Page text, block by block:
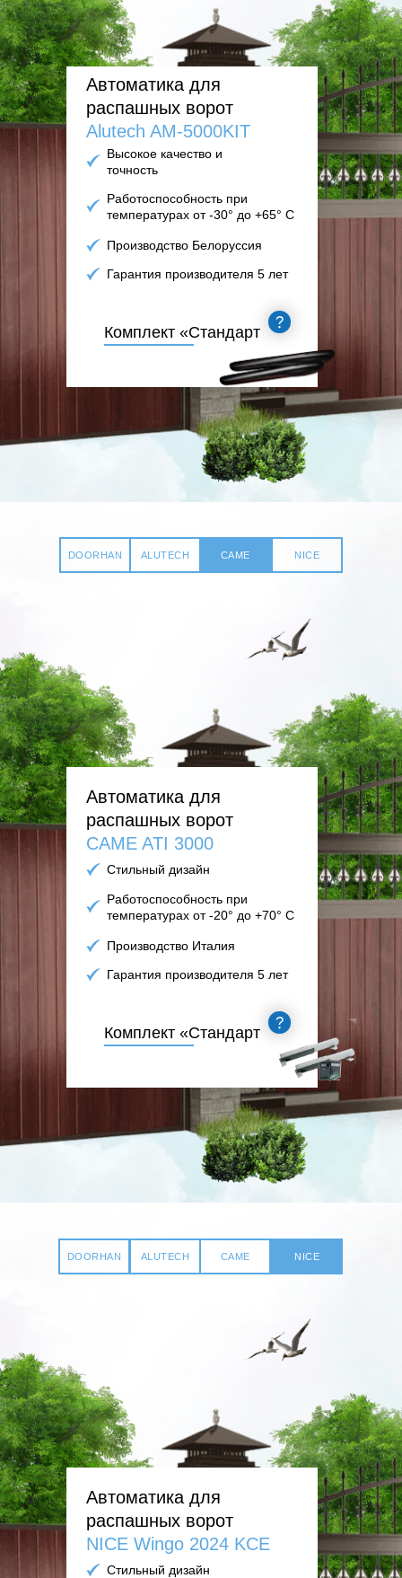
Автоматика для
распашных ворот
Alutech AM-5000KIT
Высокое качество и
точность
Комплект «Стандарт
Работоспособность при
температурах от -30° до +65° С
Гарантия производителя 5 лет
Производство Белоруссия
Автоматика для
распашных ворот
CAME ATI 3000
Стильный дизайн
DOORHAN ALUTECH CAME NICE
Комплект «Стандарт
Работоспособность при
температурах от -20° до +70° С
Гарантия производителя 5 лет
Производство Италия
Автоматика для
распашных ворот
NICE Wingo 2024 KCE
Стильный дизайн
DOORHAN ALUTECH CAME NICE